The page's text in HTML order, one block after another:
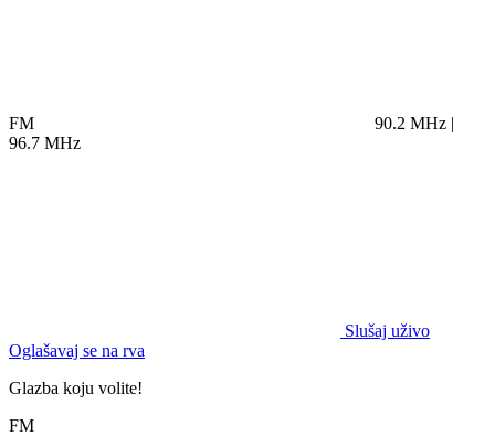
FM
90.2 MHz |
96.7 MHz
Slušaj uživo
Oglašavaj se na rva
Glazba koju volite!
FM